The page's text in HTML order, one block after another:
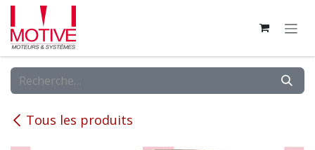
Se rendre au contenu
Tous les produits